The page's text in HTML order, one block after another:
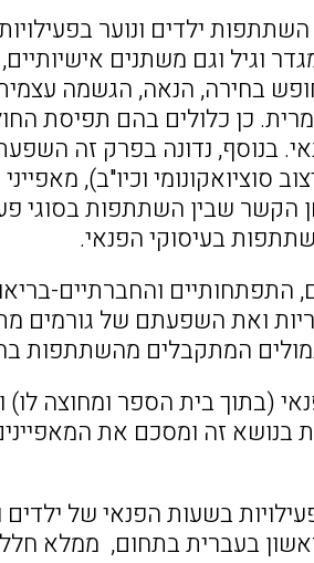
ילדים ונוער בפעילויות
וגיל וגם משתנים
בחירה, הנאה, הגשמה עצמית
כן כלולים בהם תפיסת
בנוסף, נדונה בפרק זה
וכיו"ב),
הקשר שבין השתתפות בסוגי
בעיסוקי הפנאי.
התפתחותיים והחברתיים-
ואת השפעתם של גורמים
המתקבלים מהשתתפות
(בתוך בית הספר ומחוצה לו)
בנושא זה ומסכם את
בשעות הפנאי של ילדים
בעברית בתחום, ממלא